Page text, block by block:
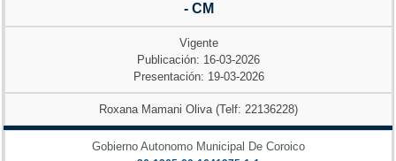
- CM
Vigente
Publicación: 16-03-2026
Presentación: 19-03-2026
Roxana Mamani Oliva (Telf: 22136228)
Gobierno Autonomo Municipal De Coroico